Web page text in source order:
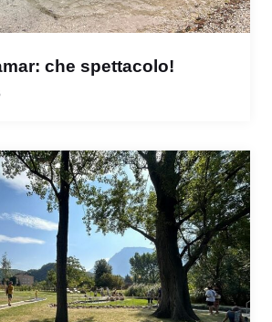
che spettacolo!